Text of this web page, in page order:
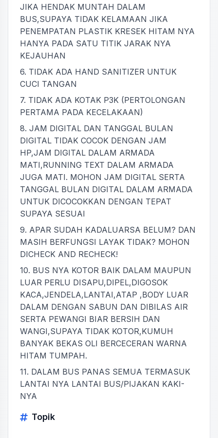
JIKA HENDAK MUNTAH DALAM
BUS,SUPAYA TIDAK KELAMAAN JIKA
PENEMPATAN PLASTIK KRESEK HITAM NYA
HANYA PADA SATU TITIK JARAK NYA
KEJAUHAN
6. TIDAK ADA HAND SANITIZER UNTUK
CUCI TANGAN
7. TIDAK ADA KOTAK P3K (PERTOLONGAN
PERTAMA PADA KECELAKAAN)
8. JAM DIGITAL DAN TANGGAL BULAN
DIGITAL TIDAK COCOK DENGAN JAM
HP,JAM DIGITAL DALAM ARMADA
MATI,RUNNING TEXT DALAM ARMADA
JUGA MATI. MOHON JAM DIGITAL SERTA
TANGGAL BULAN DIGITAL DALAM ARMADA
UNTUK DICOCOKKAN DENGAN TEPAT
SUPAYA SESUAI
9. APAR SUDAH KADALUARSA BELUM? DAN
MASIH BERFUNGSI LAYAK TIDAK? MOHON
DICHECK AND RECHECK!
10. BUS NYA KOTOR BAIK DALAM MAUPUN
LUAR PERLU DISAPU,DIPEL,DIGOSOK
KACA,JENDELA,LANTAI,ATAP ,BODY LUAR
DALAM DENGAN SABUN DAN DIBILAS AIR
SERTA PEWANGI BIAR BERSIH DAN
WANGI,SUPAYA TIDAK KOTOR,KUMUH
BANYAK BEKAS OLI BERCECERAN WARNA
HITAM TUMPAH.
11. DALAM BUS PANAS SEMUA TERMASUK
LANTAI NYA LANTAI BUS/PIJAKAN KAKI-
NYA
Topik